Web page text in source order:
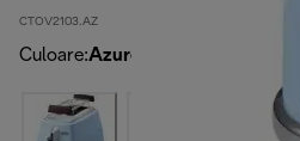
CTOV2103.AZ
Culoare:Azure